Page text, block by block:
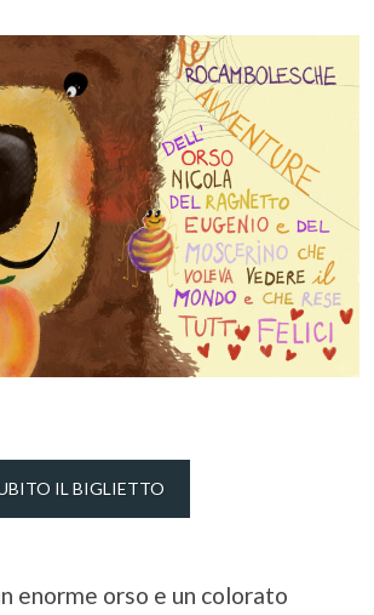
IL BIGLIETTO
enorme orso e un colorato